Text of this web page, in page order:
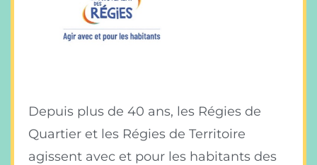
Depuis plus de 40 ans, les Régies de
Quartier et les Régies de Territoire
agissent avec et pour les habitants des